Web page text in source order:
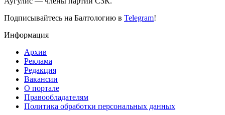
Подписывайтесь на Балтологию в Telegram!
Информация
Архив
Реклама
Редакция
Вакансии
О портале
Правообладателям
Политика обработки персональных данных